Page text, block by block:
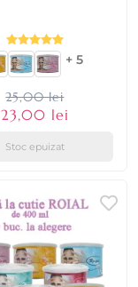
+ 5
25,00 lei
23,00 lei
Stoc epuizat